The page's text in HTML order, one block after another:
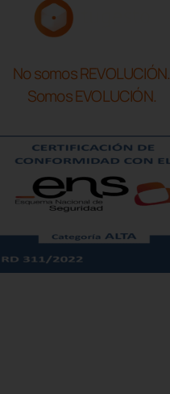
No somos REVOLUCIÓN.
Somos EVOLUCIÓN.